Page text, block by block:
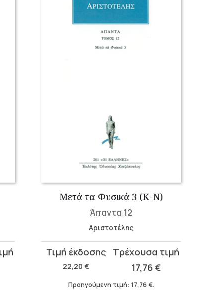
Μετά τα Φυσικά 3 (Κ-Ν)
Άπαντα 12
Αριστοτέλης
22,20€
Original
17,76 €
τρέχουσα
Προηγούμενη τιμή: 17,76 €.